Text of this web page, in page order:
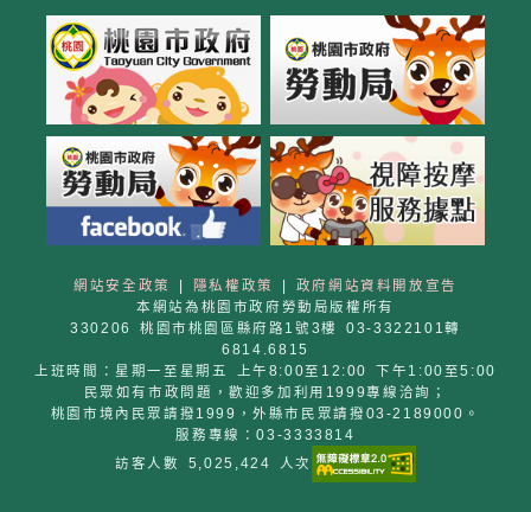
網站安全政策 隱私權政策
政府網站資料開放宣告
本網站為桃園市政府勞動局版權所有
330206 桃園市桃園區縣府路1號3樓 03-3322101轉
6814.6815
上班時間：星期一至星期五 上午8:00至12:00 下午1:00至5:00
民眾如有市政問題，歡迎多加利用1999專線洽詢；
桃園市境內民眾請撥1999，外縣市民眾請撥03-2189000。
服務專線：03-3333814
訪客人數 5,025,424 人次